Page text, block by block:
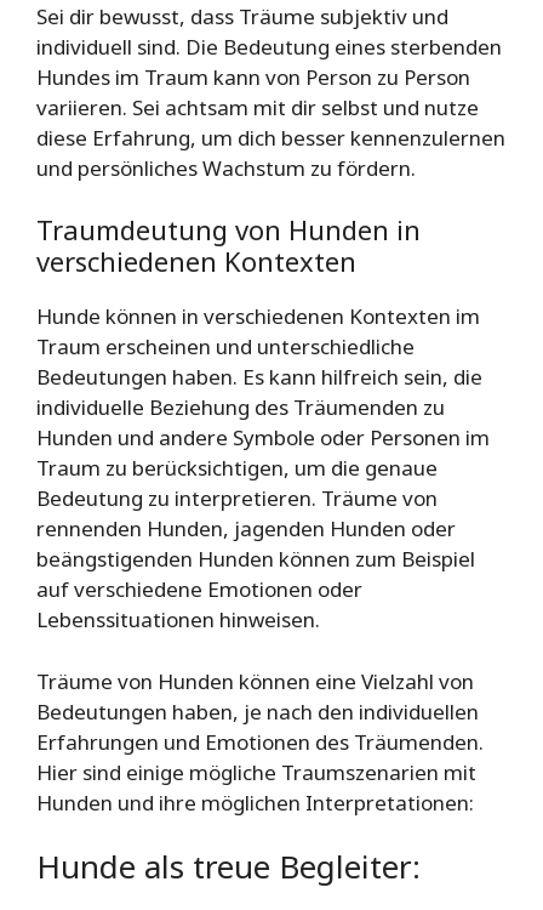
Sei dir bewusst, dass Träume subjektiv und
individuell sind. Die Bedeutung eines sterbenden
Hundes im Traum kann von Person zu Person
variieren. Sei achtsam mit dir selbst und nutze
diese Erfahrung, um dich besser kennenzulernen
und persönliches Wachstum zu fördern.
Traumdeutung von Hunden in
verschiedenen Kontexten
Hunde können in verschiedenen Kontexten im
Traum erscheinen und unterschiedliche
Bedeutungen haben. Es kann hilfreich sein, die
individuelle Beziehung des Träumenden zu
Hunden und andere Symbole oder Personen im
Traum zu berücksichtigen, um die genaue
Bedeutung zu interpretieren. Träume von
rennenden Hunden, jagenden Hunden oder
beängstigenden Hunden können zum Beispiel
auf verschiedene Emotionen oder
Lebenssituationen hinweisen.
Träume von Hunden können eine Vielzahl von
Bedeutungen haben, je nach den individuellen
Erfahrungen und Emotionen des Träumenden.
Hier sind einige mögliche Traumszenarien mit
Hunden und ihre möglichen Interpretationen:
Hunde als treue Begleiter: